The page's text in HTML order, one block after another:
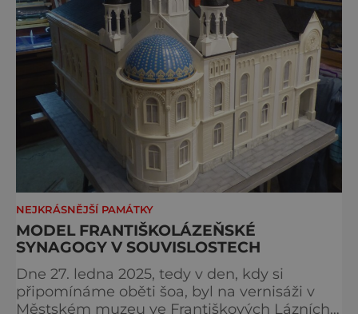
NEJKRÁSNĚJŠÍ PAMÁTKY
MODEL FRANTIŠKOLÁZEŇSKÉ
SYNAGOGY V SOUVISLOSTECH
Dne 27. ledna 2025, tedy v den, kdy si
připomínáme oběti šoa, byl na vernisáži v
Městském muzeu ve Františkových Lázních